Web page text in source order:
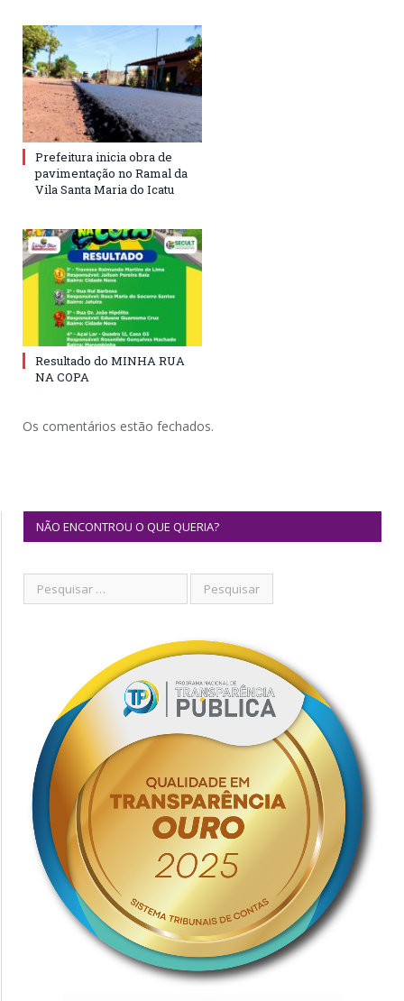
Prefeitura inicia obra de
pavimentação no Ramal da
Vila Santa Maria do Icatu
Resultado do MINHA RUA
NA COPA
Os comentários estão fechados.
NÃO ENCONTROU O QUE QUERIA?